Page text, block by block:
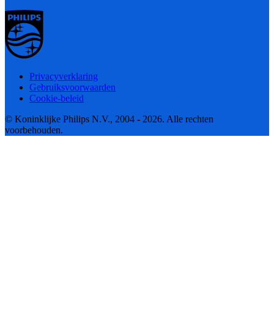
Privacyverklaring
Gebruiksvoorwaarden
Cookie-beleid
© Koninklijke Philips N.V., 2004 - 2026. Alle rechten
voorbehouden.